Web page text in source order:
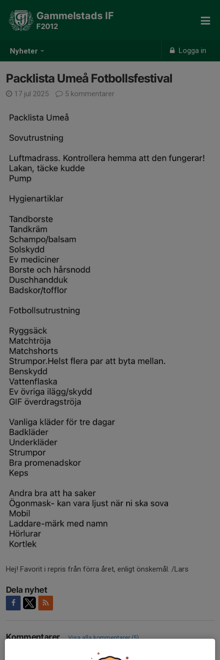
Nyheter Logga in
Gammelstads IF
F2012
Packlista Umeå Fotbollsfestival
17 jul 2025 5 kommentarer
Hej! Favorit i repris från förra året, enligt önskemål. /Lars
Dela nyhet
Kommentarer Visa alla kommentarer (5)...
22 jul 2025